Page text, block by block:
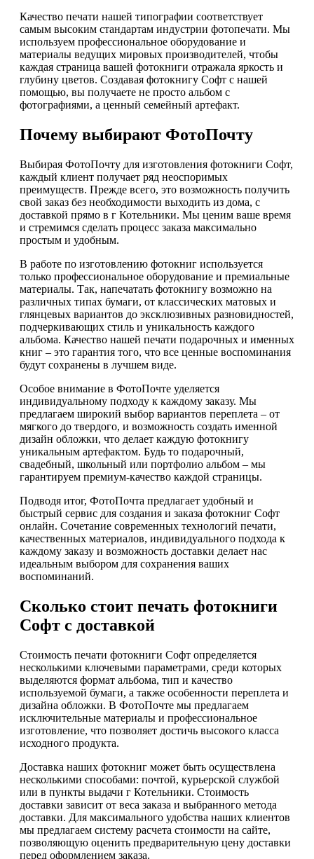
Качество печати нашей типографии соответствует
самым высоким стандартам индустрии фотопечати. Мы
используем профессиональное оборудование и
материалы ведущих мировых производителей, чтобы
каждая страница вашей фотокниги отражала яркость и
глубину цветов. Создавая фотокнигу Софт с нашей
помощью, вы получаете не просто альбом с
фотографиями, а ценный семейный артефакт.
Почему выбирают ФотоПочту
Выбирая ФотоПочту для изготовления фотокниги Софт,
каждый клиент получает ряд неоспоримых
преимуществ. Прежде всего, это возможность получить
свой заказ без необходимости выходить из дома, с
доставкой прямо в г Котельники. Мы ценим ваше время
и стремимся сделать процесс заказа максимально
простым и удобным.
В работе по изготовлению фотокниг используется
только профессиональное оборудование и премиальные
материалы. Так, напечатать фотокнигу возможно на
различных типах бумаги, от классических матовых и
глянцевых вариантов до эксклюзивных разновидностей,
подчеркивающих стиль и уникальность каждого
альбома. Качество нашей печати подарочных и именных
книг – это гарантия того, что все ценные воспоминания
будут сохранены в лучшем виде.
Особое внимание в ФотоПочте уделяется
индивидуальному подходу к каждому заказу. Мы
предлагаем широкий выбор вариантов переплета – от
мягкого до твердого, и возможность создать именной
дизайн обложки, что делает каждую фотокнигу
уникальным артефактом. Будь то подарочный,
свадебный, школьный или портфолио альбом – мы
гарантируем премиум-качество каждой страницы.
Подводя итог, ФотоПочта предлагает удобный и
быстрый сервис для создания и заказа фотокниг Софт
онлайн. Сочетание современных технологий печати,
качественных материалов, индивидуального подхода к
каждому заказу и возможность доставки делает нас
идеальным выбором для сохранения ваших
воспоминаний.
Сколько стоит печать фотокниги
Софт с доставкой
Стоимость печати фотокниги Софт определяется
несколькими ключевыми параметрами, среди которых
выделяются формат альбома, тип и качество
используемой бумаги, а также особенности переплета и
дизайна обложки. В ФотоПочте мы предлагаем
исключительные материалы и профессиональное
изготовление, что позволяет достичь высокого класса
исходного продукта.
Доставка наших фотокниг может быть осуществлена
несколькими способами: почтой, курьерской службой
или в пункты выдачи г Котельники. Стоимость
доставки зависит от веса заказа и выбранного метода
доставки. Для максимального удобства наших клиентов
мы предлагаем систему расчета стоимости на сайте,
позволяющую оценить предварительную цену доставки
перед оформлением заказа.